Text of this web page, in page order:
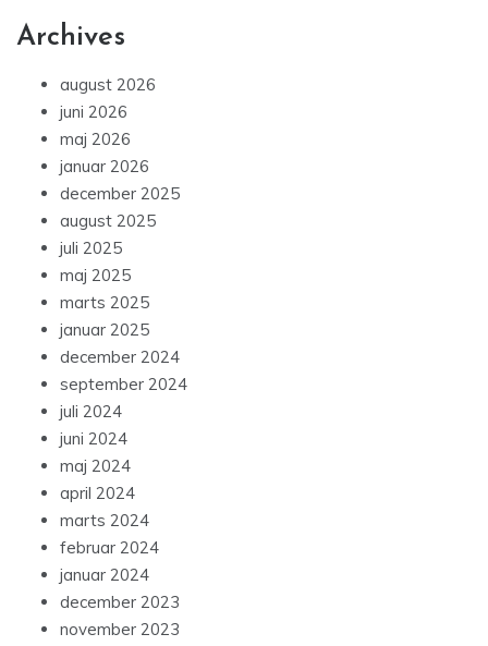
Archives
august 2026
juni 2026
maj 2026
januar 2026
december 2025
august 2025
juli 2025
maj 2025
marts 2025
januar 2025
december 2024
september 2024
juli 2024
juni 2024
maj 2024
april 2024
marts 2024
februar 2024
januar 2024
december 2023
november 2023